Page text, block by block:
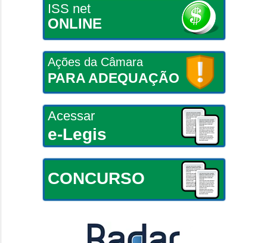
ISS net
ONLINE
Ações da Câmara
PARA ADEQUAÇÃO
Acessar
e-Legis
CONCURSO